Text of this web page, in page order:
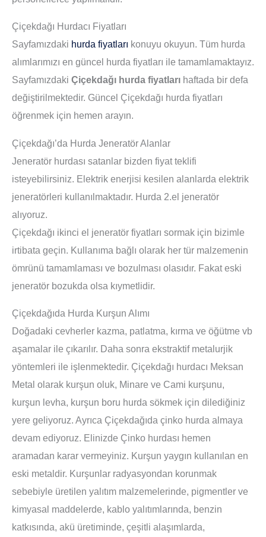
Çiçekdağı Hurdacı Fiyatları
Sayfamızdaki hurda fiyatları konuyu okuyun. Tüm hurda
alımlarımızı en güncel hurda fiyatları ile tamamlamaktayız.
Sayfamızdaki Çiçekdağı hurda fiyatları haftada bir defa
değiştirilmektedir. Güncel Çiçekdağı hurda fiyatları
öğrenmek için hemen arayın.
Çiçekdağı’da Hurda Jeneratör Alanlar
Jeneratör hurdası satanlar bizden fiyat teklifi
isteyebilirsiniz. Elektrik enerjisi kesilen alanlarda elektrik
jeneratörleri kullanılmaktadır. Hurda 2.el jeneratör
alıyoruz.
Çiçekdağı ikinci el jeneratör fiyatları sormak için bizimle
irtibata geçin. Kullanıma bağlı olarak her tür malzemenin
ömrünü tamamlaması ve bozulması olasıdır. Fakat eski
jeneratör bozukda olsa kıymetlidir.
Çiçekdağıda Hurda Kurşun Alımı
Doğadaki cevherler kazma, patlatma, kırma ve öğütme vb
aşamalar ile çıkarılır. Daha sonra ekstraktif metalurjik
yöntemleri ile işlenmektedir. Çiçekdağı hurdacı Meksan
Metal olarak kurşun oluk, Minare ve Cami kurşunu,
kurşun levha, kurşun boru hurda sökmek için dilediğiniz
yere geliyoruz. Ayrıca Çiçekdağıda çinko hurda almaya
devam ediyoruz. Elinizde Çinko hurdası hemen
aramadan karar vermeyiniz. Kurşun yaygın kullanılan en
eski metaldir. Kurşunlar radyasyondan korunmak
sebebiyle üretilen yalıtım malzemelerinde, pigmentler ve
kimyasal maddelerde, kablo yalıtımlarında, benzin
katkısında, akü üretiminde, çeşitli alaşımlarda,